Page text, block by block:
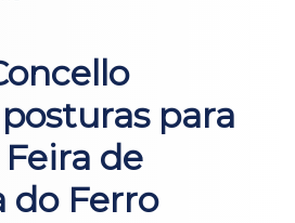
para
de
do Ferro